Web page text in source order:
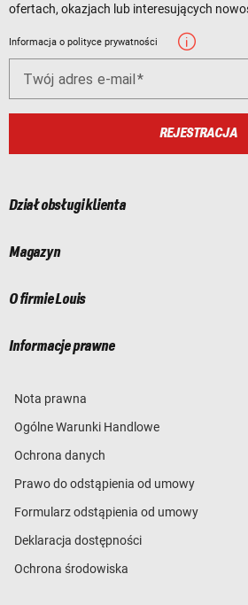
ofertach, okazjach lub interesujących
Informacja o polityce prywatności
Twój adres e-mail
REJESTRACJA
Dział obsługi klienta
Magazyn
O firmie Louis
Informacje prawne
Nota prawna
Ogólne Warunki Handlowe
Ochrona danych
Prawo do odstąpienia od umowy
Formularz odstąpienia od umowy
Deklaracja dostępności
Ochrona środowiska